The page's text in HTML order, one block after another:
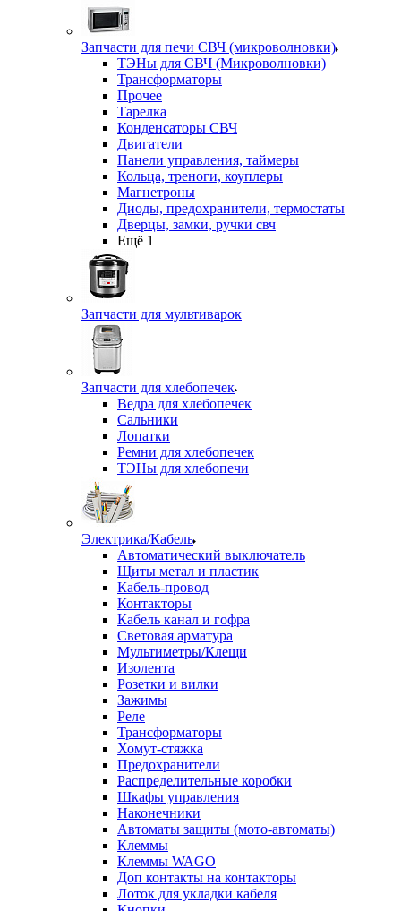
Запчасти для печи СВЧ (микроволновки)
ТЭНы для СВЧ (Микроволновки)
Трансформаторы
Прочее
Тарелка
Конденсаторы СВЧ
Двигатели
Панели управления, таймеры
Кольца, треноги, коуплеры
Магнетроны
Диоды, предохранители, термостаты
Дверцы, замки, ручки свч
Ещё 1
Запчасти для мультиварок
Запчасти для хлебопечек
Ведра для хлебопечек
Сальники
Лопатки
Ремни для хлебопечек
ТЭНы для хлебопечи
Электрика/Кабель
Автоматический выключатель
Щиты метал и пластик
Кабель-провод
Контакторы
Кабель канал и гофра
Световая арматура
Мультиметры/Клещи
Изолента
Розетки и вилки
Зажимы
Реле
Трансформаторы
Хомут-стяжка
Предохранители
Распределительные коробки
Шкафы управления
Наконечники
Автоматы защиты (мото-автоматы)
Клеммы
Клеммы WAGO
Доп контакты на контакторы
Лоток для укладки кабеля